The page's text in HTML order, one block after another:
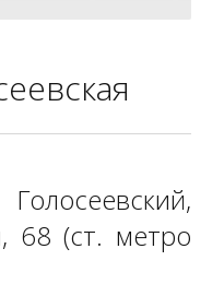
68 (ст. метро